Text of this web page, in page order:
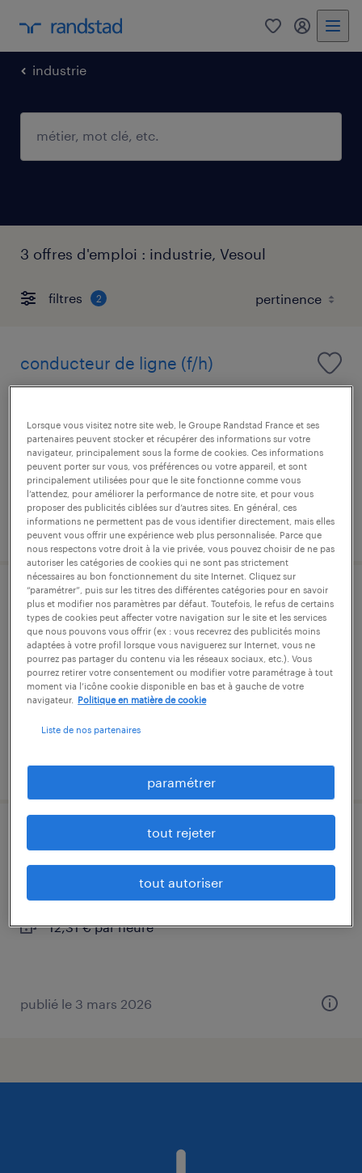
0 mon
industrie
3 offres d'emploi : industrie, Vesoul
filtres 2
conducteur de ligne (f/h)
intérim
12,02 € par heure
publié le 11 mai 2026
margeur (f/h)
vesoul, haute-saône
intérim
12,31 € par heure
publié le 7 juillet 2026
vesoul, haute-saône
intérim
12,31 € par heure
publié le 3 mars 2026
Lorsque vous visitez notre site web, le Groupe Randstad France et ses
partenaires peuvent stocker et récupérer des informations sur votre
navigateur, principalement sous la forme de cookies. Ces informations
peuvent porter sur vous, vos préférences ou votre appareil, et sont
principalement utilisées pour que le site fonctionne comme vous
l’attendez, pour améliorer la performance de notre site, et pour vous
proposer des publicités ciblées sur d’autres sites. En général, ces
informations ne permettent pas de vous identifier directement, mais elles
peuvent vous offrir une expérience web plus personnalisée. Parce que
nous respectons votre droit à la vie privée, vous pouvez choisir de ne pas
autoriser les catégories de cookies qui ne sont pas strictement
nécessaires au bon fonctionnement du site Internet. Cliquez sur
“paramétrer”, puis sur les titres des différentes catégories pour en savoir
plus et modifier nos paramètres par défaut. Toutefois, le refus de certains
types de cookies peut affecter votre navigation sur le site et les services
que nous pouvons vous offrir (ex : vous recevrez des publicités moins
adaptées à votre profil lorsque vous naviguerez sur Internet, vous ne
pourrez pas partager du contenu via les réseaux sociaux, etc.). Vous
pourrez retirer votre consentement ou modifier votre paramétrage à tout
moment via l’icône cookie disponible en bas et à gauche de votre
navigateur.
Politique en matière de cookie
Liste de nos partenaires
paramétrer
tout rejeter
tout autoriser